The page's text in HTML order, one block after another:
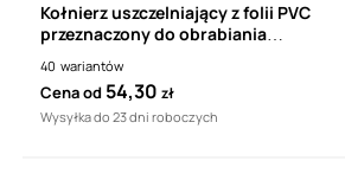
Kołnierz uszczelniający z folii PVC
przeznaczony do obrabiania
przepustów TWOT TOPWET
40 wariantów
Cena od 54,30 zł
Wysyłka do 23 dni roboczych